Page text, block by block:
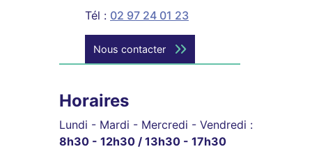
Tél : 02 97 24 01 23
Nous contacter
Horaires
Lundi - Mardi - Mercredi - Vendredi :
8h30 - 12h30 / 13h30 - 17h30